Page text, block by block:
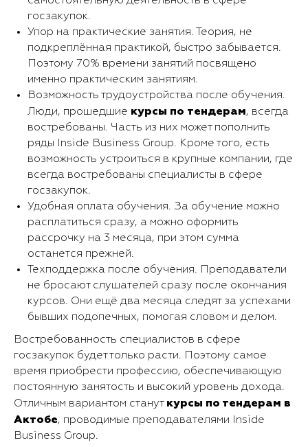
госзакупок.
Упор на практические занятия. Теория, не
подкреплённая практикой, быстро забывается.
Поэтому 70% времени занятий посвящено
именно практическим занятиям.
Возможность трудоустройства после обучения.
Люди, прошедшие курсы по тендерам, всегда
востребованы. Часть из них может пополнить
ряды Inside Business Group. Кроме того, есть
возможность устроиться в крупные компании, где
всегда востребованы специалисты в сфере
госзакупок.
Удобная оплата обучения. За обучение можно
расплатиться сразу, а можно оформить
рассрочку на 3 месяца, при этом сумма
останется прежней.
Техподдержка после обучения. Преподаватели
не бросают слушателей сразу после окончания
курсов. Они ещё два месяца следят за успехами
бывших подопечных, помогая словом и делом.
Востребованность специалистов в сфере
госзакупок будет только расти. Поэтому самое
время приобрести профессию, обеспечивающую
постоянную занятость и высокий уровень дохода.
Отличным вариантом станут курсы по тендерам в
Актобе, проводимые преподавателями Inside
Business Group.